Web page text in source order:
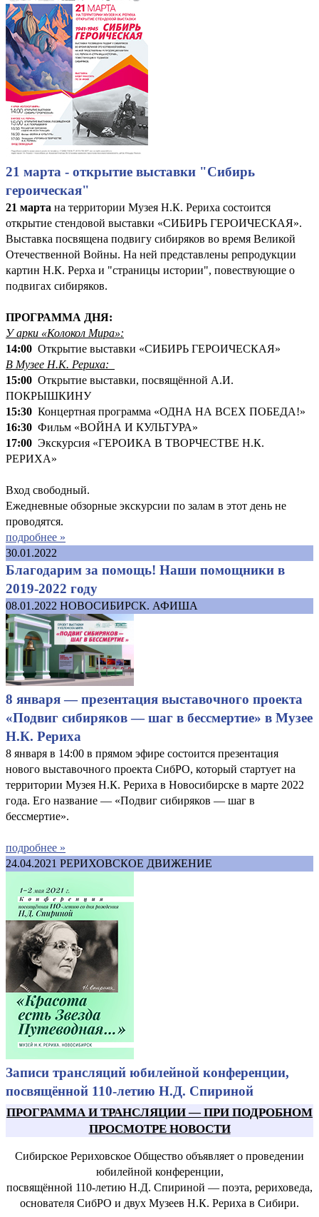
21 марта - открытие выставки "Сибирь
героическая"
21 марта на территории Музея Н.К. Рериха состоится
открытие стендовой выставки «СИБИРЬ ГЕРОИЧЕСКАЯ».
Выставка посвящена подвигу сибиряков во время Великой
Отечественной Войны. На ней представлены репродукции
картин Н.К. Рерха и "страницы истории", повествующие о
подвигах сибиряков.
ПРОГРАММА ДНЯ:
У арки «Колокол Мира»:
14:00 Открытие выставки «СИБИРЬ ГЕРОИЧЕСКАЯ»
В Музее Н.К. Рериха:
15:00 Открытие выставки, посвящённой А.И.
ПОКРЫШКИНУ
15:30 Концертная программа «ОДНА НА ВСЕХ ПОБЕДА!»
16:30 Фильм «ВОЙНА И КУЛЬТУРА»
17:00 Экскурсия «ГЕРОИКА В ТВОРЧЕСТВЕ Н.К.
РЕРИХА»
Вход свободный.
Ежедневные обзорные экскурсии по залам в этот день не
проводятся.
подробнее »
30.01.2022
Благодарим за помощь! Наши помощники в
2019-2022 году
08.01.2022 НОВОСИБИРСК. АФИША
8 января — презентация выставочного проекта
«Подвиг сибиряков — шаг в бессмертие» в Музее
Н.К. Рериха
8 января в 14:00 в прямом эфире состоится презентация
нового выставочного проекта СибРО, который стартует на
территории Музея Н.К. Рериха в Новосибирске в марте 2022
года. Его название — «Подвиг сибиряков — шаг в
бессмертие».
подробнее »
24.04.2021 РЕРИХОВСКОЕ ДВИЖЕНИЕ
Записи трансляций юбилейной конференции,
посвящённой 110-летию Н.Д. Спириной
ПРОГРАММА И ТРАНСЛЯЦИИ—ПРИ ПОДРОБНОМ
ПРОСМОТРЕ НОВОСТИ
Сибирское Рериховское Общество объявляет о проведении
юбилейной конференции,
посвящённой 110-летию Н.Д. Спириной — поэта, рериховеда,
основателя СибРО и двух Музеев Н.К. Рериха в Сибири.